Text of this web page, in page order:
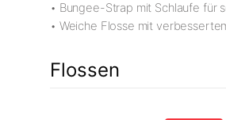
• Bungee-Strap mit Schlaufe für
• Weiche Flosse mit
Flossen